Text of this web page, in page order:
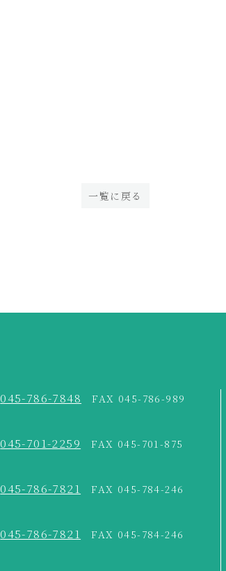
一覧に戻る
045-786-7848
FAX 045-786-989
045-701-2259
FAX 045-701-875
045-786-7821
FAX 045-784-246
045-786-7821
FAX 045-784-246